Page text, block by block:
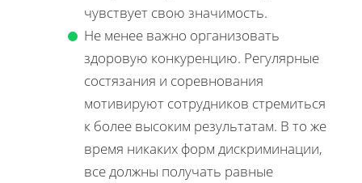
чувствует свою значимость.
Не менее важно организовать
здоровую конкуренцию. Регулярные
состязания и соревнования
мотивируют сотрудников стремиться
к более высоким результатам. В то же
время никаких форм дискриминации,
все должны получать равные